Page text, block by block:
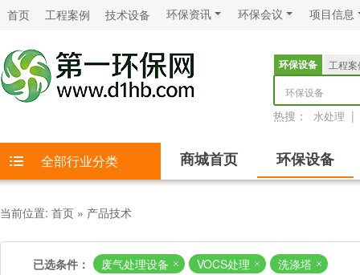
首页 工程案例 技术设备 环保资讯 环保会议 项目信息
环保设备
工程案
环保设备
热搜： 水处理 |
全部行业分类 商城首页 环保设备
当前位置: 首页 » 产品技术
已选条件： 废气处理设备 VOCS处理 洗涤塔